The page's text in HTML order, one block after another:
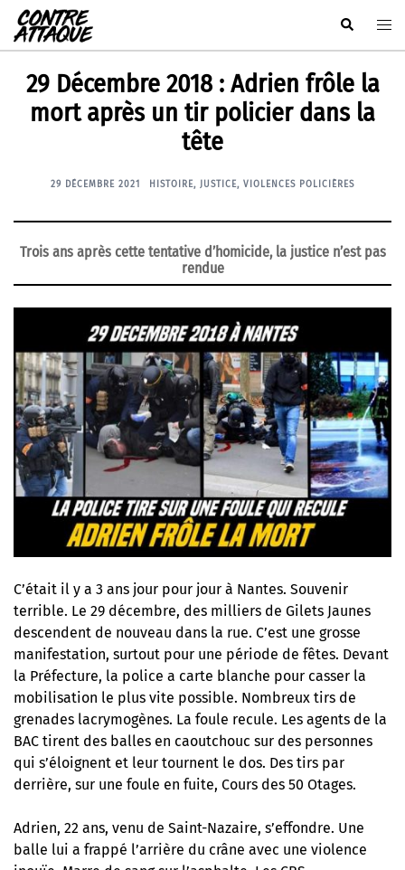
Aller
au
contenu
Rechercher
29 Décembre 2018 : Adrien frôle la
mort après un tir policier dans la
tête
29 DÉCEMBRE 2021 HISTOIRE, JUSTICE, VIOLENCES POLICIÈRES
Trois ans après cette tentative d’homicide, la justice n’est pas
rendue
C’était il y a 3 ans jour pour jour à Nantes. Souvenir
terrible. Le 29 décembre, des milliers de Gilets Jaunes
descendent de nouveau dans la rue. C’est une grosse
manifestation, surtout pour une période de fêtes. Devant
la Préfecture, la police a carte blanche pour casser la
mobilisation le plus vite possible. Nombreux tirs de
grenades lacrymogènes. La foule recule. Les agents de la
BAC tirent des balles en caoutchouc sur des personnes
qui s’éloignent et leur tournent le dos. Des tirs par
derrière, sur une foule en fuite, Cours des 50 Otages.
Adrien, 22 ans, venu de Saint-Nazaire, s’effondre. Une
balle lui a frappé l’arrière du crâne avec une violence